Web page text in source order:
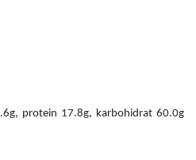
protein 17.8g, karbohidrat 60.0g